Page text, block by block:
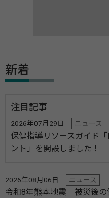
新着
注目記事
2026年07月29日 ニュース
保健指導リソースガイド
ント」を開設しました！
2026年08月06日 ニュース
令和8年熊本地震 被災後